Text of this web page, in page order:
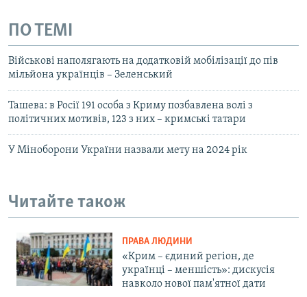
ПО ТЕМІ
Військові наполягають на додатковій мобілізації до пів
мільйона українців – Зеленський
Ташева: в Росії 191 особа з Криму позбавлена волі з
політичних мотивів, 123 з них – кримські татари
У Міноборони України назвали мету на 2024 рік
Читайте також
ПРАВА ЛЮДИНИ
«Крим – єдиний регіон, де
українці – меншість»: дискусія
навколо нової пам'ятної дати